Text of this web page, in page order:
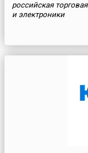
российская
и электроники